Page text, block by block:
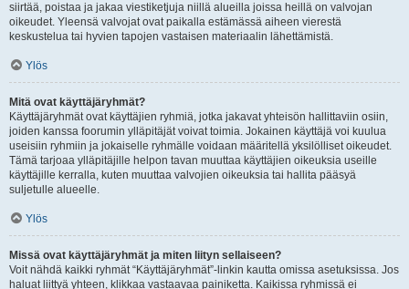
siirtää, poistaa ja jakaa viestiketjuja niillä alueilla joissa heillä on valvojan
oikeudet. Yleensä valvojat ovat paikalla estämässä aiheen vierestä
keskustelua tai hyvien tapojen vastaisen materiaalin lähettämistä.
Ylös
Mitä ovat käyttäjäryhmät?
Käyttäjäryhmät ovat käyttäjien ryhmiä, jotka jakavat yhteisön hallittaviin osiin,
joiden kanssa foorumin ylläpitäjät voivat toimia. Jokainen käyttäjä voi kuulua
useisiin ryhmiin ja jokaiselle ryhmälle voidaan määritellä yksilölliset oikeudet.
Tämä tarjoaa ylläpitäjille helpon tavan muuttaa käyttäjien oikeuksia useille
käyttäjille kerralla, kuten muuttaa valvojien oikeuksia tai hallita pääsyä
suljetulle alueelle.
Ylös
Missä ovat käyttäjäryhmät ja miten liityn sellaiseen?
Voit nähdä kaikki ryhmät “Käyttäjäryhmät”-linkin kautta omissa asetuksissa. Jos
haluat liittyä yhteen, klikkaa vastaavaa painiketta. Kaikissa ryhmissä ei